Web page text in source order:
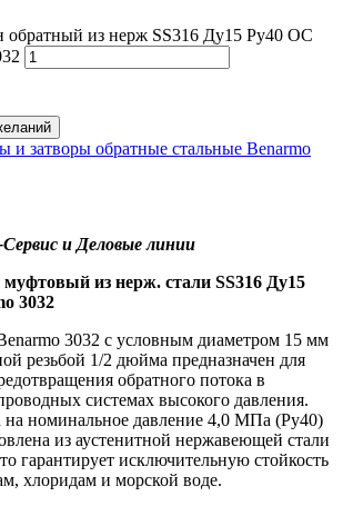
обратный из нерж SS316 Ду15 Ру40 ОС
и затворы обратные стальные Benarmo
и Деловые линии
из нерж. стали SS316 Ду15
3032
3032 с условным диаметром 15 мм
резьбой 1/2 дюйма предназначен для
обратного потока в
системах высокого давления.
на номинальное давление 4,0 МПа (Ру40)
из аустенитной нержавеющей стали
гарантирует исключительную стойкость
хлоридам и морской воде.